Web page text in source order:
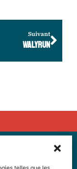
Suivant
WALYRUN